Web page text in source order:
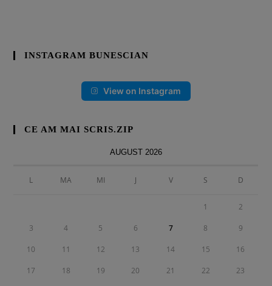
INSTAGRAM BUNESCIAN
View on Instagram
CE AM MAI SCRIS.ZIP
AUGUST 2026
L MA MI J V S D
1 2
3 4 5 6 7 8 9
10 11 12 13 14 15 16
17 18 19 20 21 22 23